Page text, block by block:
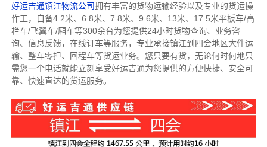
好运吉通镇江物流公司拥有丰富的货物运输经验以及专业的货运操
作工，自备4.2米、6.8米、7.8米、9.6米、13米、17.5米平板车/高
栏车/飞翼车/厢车等300余台为您提供24小时货物查询、业务咨
询、信息反馈，在线订车等服务， 专业承接镇江到四会地区大件运
输、整车零担、回程车等货运业务。 您只要有货，无论何时何地只
需您一个电话就能立刻享受好运吉通为您提供的方便快捷、安全可
靠、快速直达的货运服务。